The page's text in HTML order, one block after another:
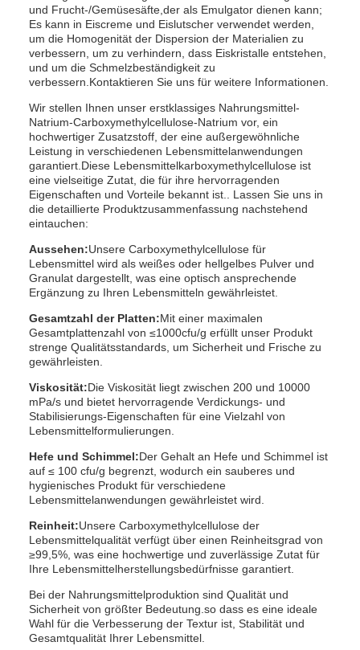
und Frucht-/Gemüsesäfte,der als Emulgator dienen kann;
Es kann in Eiscreme und Eislutscher verwendet werden,
um die Homogenität der Dispersion der Materialien zu
verbessern, um zu verhindern, dass Eiskristalle entstehen,
und um die Schmelzbeständigkeit zu
verbessern.Kontaktieren Sie uns für weitere Informationen.
Wir stellen Ihnen unser erstklassiges Nahrungsmittel-
Natrium-Carboxymethylcellulose-Natrium vor, ein
hochwertiger Zusatzstoff, der eine außergewöhnliche
Leistung in verschiedenen Lebensmittelanwendungen
garantiert.Diese Lebensmittelkarboxymethylcellulose ist
eine vielseitige Zutat, die für ihre hervorragenden
Eigenschaften und Vorteile bekannt ist.. Lassen Sie uns in
die detaillierte Produktzusammenfassung nachstehend
eintauchen:
Aussehen:Unsere Carboxymethylcellulose für
Lebensmittel wird als weißes oder hellgelbes Pulver und
Granulat dargestellt, was eine optisch ansprechende
Ergänzung zu Ihren Lebensmitteln gewährleistet.
Gesamtzahl der Platten:Mit einer maximalen
Gesamtplattenzahl von ≤1000cfu/g erfüllt unser Produkt
strenge Qualitätsstandards, um Sicherheit und Frische zu
gewährleisten.
Viskosität:Die Viskosität liegt zwischen 200 und 10000
mPa/s und bietet hervorragende Verdickungs- und
Stabilisierungs-Eigenschaften für eine Vielzahl von
Lebensmittelformulierungen.
Hefe und Schimmel:Der Gehalt an Hefe und Schimmel ist
auf ≤ 100 cfu/g begrenzt, wodurch ein sauberes und
hygienisches Produkt für verschiedene
Lebensmittelanwendungen gewährleistet wird.
Reinheit:Unsere Carboxymethylcellulose der
Lebensmittelqualität verfügt über einen Reinheitsgrad von
≥99,5%, was eine hochwertige und zuverlässige Zutat für
Ihre Lebensmittelherstellungsbedürfnisse garantiert.
Bei der Nahrungsmittelproduktion sind Qualität und
Sicherheit von größter Bedeutung.so dass es eine ideale
Wahl für die Verbesserung der Textur ist, Stabilität und
Gesamtqualität Ihrer Lebensmittel.